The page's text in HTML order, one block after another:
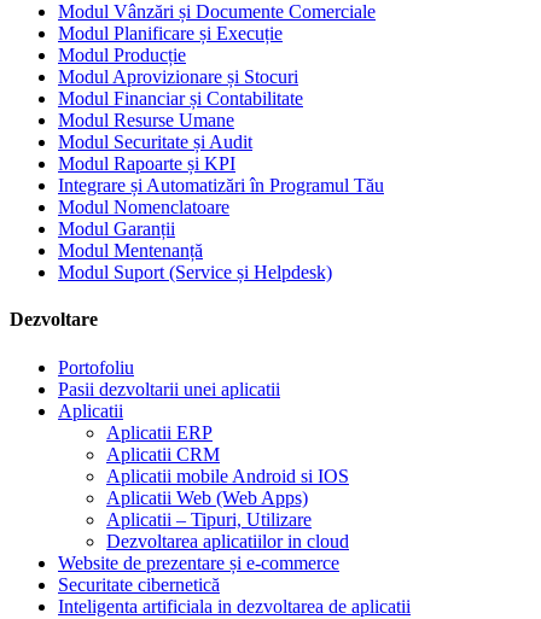
Modul Vânzări și Documente Comerciale
Modul Planificare și Execuție
Modul Producție
Modul Aprovizionare și Stocuri
Modul Financiar și Contabilitate
Modul Resurse Umane
Modul Securitate și Audit
Modul Rapoarte și KPI
Integrare și Automatizări în Programul Tău
Modul Nomenclatoare
Modul Garanții
Modul Mentenanță
Modul Suport (Service și Helpdesk)
Dezvoltare
Portofoliu
Pasii dezvoltarii unei aplicatii
Aplicatii
Aplicatii ERP
Aplicatii CRM
Aplicatii mobile Android si IOS
Aplicatii Web (Web Apps)
Aplicatii – Tipuri, Utilizare
Dezvoltarea aplicatiilor in cloud
Website de prezentare și e-commerce
Securitate cibernetică
Inteligenta artificiala in dezvoltarea de aplicatii